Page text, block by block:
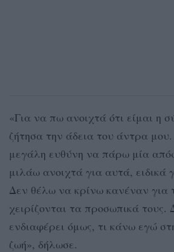
«Για να πω ανοιχτά ότι είμαι η
ζήτησα την άδεια του άντρα
μεγάλη ευθύνη να πάρω μία
μιλάω ανοιχτά για αυτά, ειδικά
Δεν θέλω να κρίνω κανέναν για
χειρίζονται τα προσωπικά τους.
ενδιαφέρει όμως, τι κάνω εγώ
ζωή», δήλωσε.